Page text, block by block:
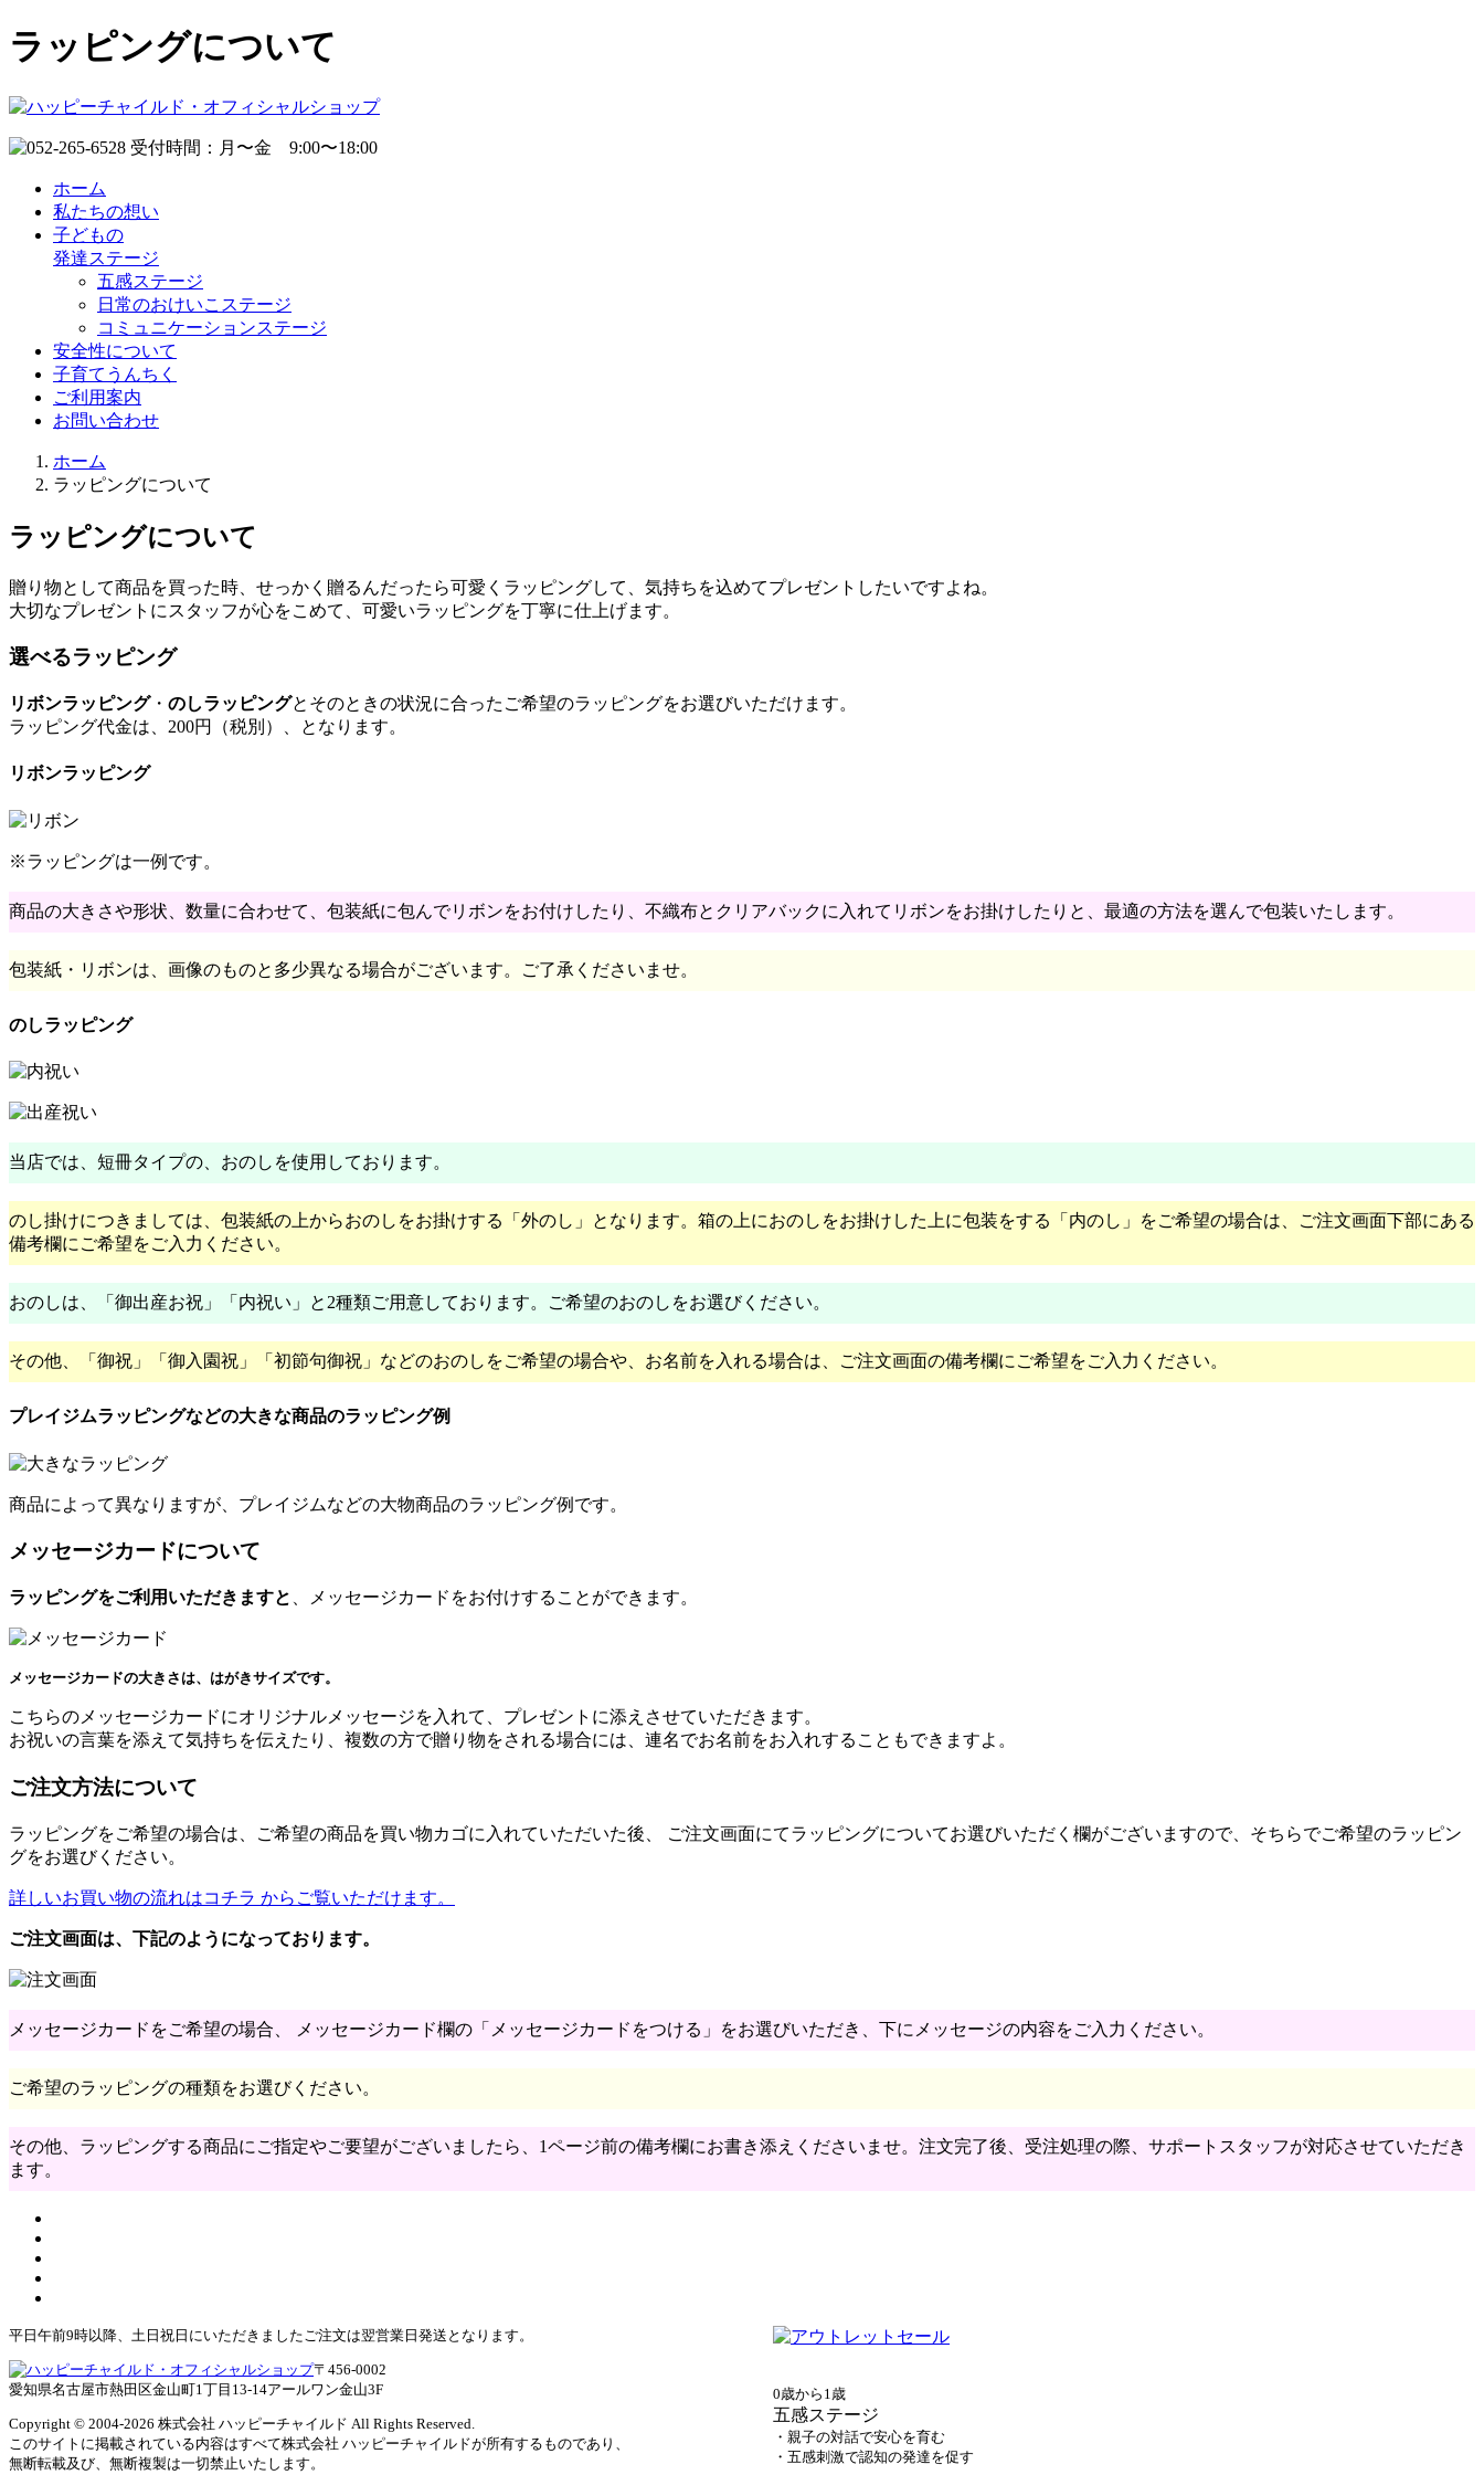
ラッピングについて
ホーム
私たちの想い
子どもの
発達ステージ
五感ステージ
日常のおけいこステージ
コミュニケーションステージ
安全性について
子育てうんちく
ご利用案内
お問い合わせ
ホーム
ラッピングについて
ラッピングについて
贈り物として商品を買った時、せっかく贈るんだったら可愛くラッピングして、気持ちを込めてプレゼントしたいですよね。
大切なプレゼントにスタッフが心をこめて、可愛いラッピングを丁寧に仕上げます。
選べるラッピング
リボンラッピング・ のしラッピングとそのときの状況に合ったご希望のラッピングをお選びいただけます。
ラッピング代金は、200円（税別）、となります。
リボンラッピング
※ラッピングは一例です。
商品の大きさや形状、数量に合わせて、包装紙に包んでリボンをお付けしたり、不織布とクリアバックに入れてリボンをお掛けしたりと、最適の方法を選んで包装いたします。
包装紙・リボンは、画像のものと多少異なる場合がございます。ご了承くださいませ。
のしラッピング
当店では、短冊タイプの、おのしを使用しております。
のし掛けにつきましては、包装紙の上からおのしをお掛けする「外のし」となります。箱の上におのしをお掛けした上に包装をする「内のし」をご希望の場合は、ご注文画面下部にある
備考欄にご希望をご入力ください。
おのしは、「御出産お祝」「内祝い」と2種類ご用意しております。ご希望のおのしをお選びください。
その他、「御祝」「御入園祝」「初節句御祝」などのおのしをご希望の場合や、お名前を入れる場合は、ご注文画面の備考欄にご希望をご入力ください。
プレイジムラッピングなどの大きな商品のラッピング例
商品によって異なりますが、プレイジムなどの大物商品のラッピング例です。
メッセージカードについて
ラッピングをご利用いただきますと 、メッセージカードをお付けすることができます。
メッセージカードの大きさは、はがきサイズです。
こちらのメッセージカードにオリジナルメッセージを入れて、プレゼントに添えさせていただきます。
お祝いの言葉を添えて気持ちを伝えたり、複数の方で贈り物をされる場合には、連名でお名前をお入れすることもできますよ。
ご注文方法について
ラッピングをご希望の場合は、ご希望の商品を買い物カゴに入れていただいた後、 ご注文画面にてラッピングについてお選びいただく欄がございますので、そちらでご希望のラッピン
グをお選びください。
詳しいお買い物の流れはコチラ からご覧いただけます。
ご注文画面は、下記のようになっております。
メッセージカードをご希望の場合、 メッセージカード欄の「メッセージカードをつける」をお選びいただき、下にメッセージの内容をご入力ください。
ご希望のラッピングの種類をお選びください。
その他、ラッピングする商品にご指定やご要望がございましたら、1ページ前の備考欄にお書き添えくださいませ。注文完了後、受注処理の際、サポートスタッフが対応させていただき
ます。
0歳から1歳
五感ステージ
・親子の対話で安心を育む
・五感刺激で認知の発達を促す
平日午前9時以降、土日祝日にいただきましたご注文は翌営業日発送となります。
〒456-0002
愛知県名古屋市熱田区金山町1丁目13-14アールワン金山3F
Copyright © 2004-2026 株式会社 ハッピーチャイルド All Rights Reserved.
このサイトに掲載されている内容はすべて株式会社 ハッピーチャイルドが所有するものであり、
無断転載及び、無断複製は一切禁止いたします。